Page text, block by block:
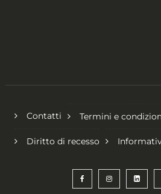
Contatti Termini e
Diritto di recesso